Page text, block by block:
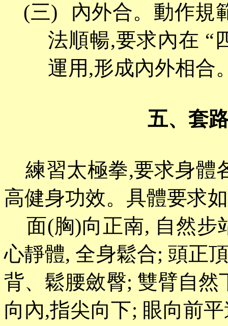
(三)
內外合。動作規
法順暢,要求內在 “
運用,形成內外相合
五、套
練習太極拳,要求身體
高健身功效。具體要求
面(胸)向正南, 自然步
心靜體, 全身鬆合; 頭正
背、鬆腰斂臀; 雙臂自然
向內,指尖向下; 眼向前